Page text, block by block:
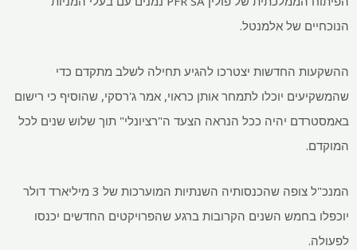
הנוכחיים של אלמנטל.
ההשקעות החדשות יצטרכו להגיע תחילה לשלב מתקדם כדי
שהמשקיעים יוכלו לתמחר אותן כראוי, אמר ג'רסקי, שהוסיף כי רישום
באמסטרדם יהיה ככל הנראה הצעד ה"רציונלי" תוך שלוש שנים לכל
המוקדם.
המנכ"ל צופה שהכנסותיה השנתיות המוערכות של 3 מיליארד דולר
יוכפלו בחמש השנים הקרובות ברגע שהפרויקטים החדשים יכנסו
לפעולה.